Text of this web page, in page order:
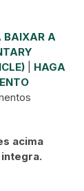
BAIXAR A
HAGA
acima